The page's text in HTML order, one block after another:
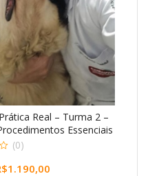
Real – Turma 2 –
Essenciais
TEÓRICO PRÁTICO
(0)
1.190,00